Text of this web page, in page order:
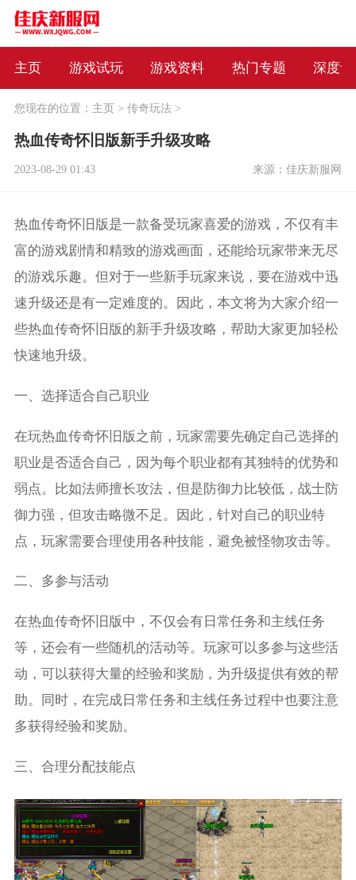
主页 游戏试玩 游戏资料 热门专题 深度
您现在的位置： 主页> 传奇玩法>
热血传奇怀旧版新手升级攻略
2023-08-29 01:43 来源：佳庆新服网
热血传奇怀旧版是一款备受玩家喜爱的游戏，不仅有丰
富的游戏剧情和精致的游戏画面，还能给玩家带来无尽
的游戏乐趣。但对于一些新手玩家来说，要在游戏中迅
速升级还是有一定难度的。因此，本文将为大家介绍一
些热血传奇怀旧版的新手升级攻略，帮助大家更加轻松
快速地升级。
一、选择适合自己职业
在玩热血传奇怀旧版之前，玩家需要先确定自己选择的
职业是否适合自己，因为每个职业都有其独特的优势和
弱点。比如法师擅长攻法，但是防御力比较低，战士防
御力强，但攻击略微不足。因此，针对自己的职业特
点，玩家需要合理使用各种技能，避免被怪物攻击等。
二、多参与活动
在热血传奇怀旧版中，不仅会有日常任务和主线任务
等，还会有一些随机的活动等。玩家可以多参与这些活
动，可以获得大量的经验和奖励，为升级提供有效的帮
助。同时，在完成日常任务和主线任务过程中也要注意
多获得经验和奖励。
三、合理分配技能点